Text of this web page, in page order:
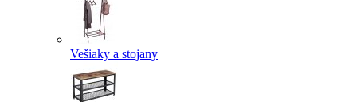
Vešiaky a stojany